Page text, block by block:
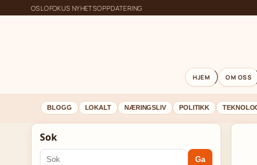
OSLOFOKUS NYHETSOPPDATERING
HJEM OM OSS
BLOGG LOKALT NÆRINGSLIV POLITIKK
Sok
Ga